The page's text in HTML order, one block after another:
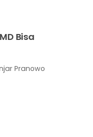
Bisa
Pranowo